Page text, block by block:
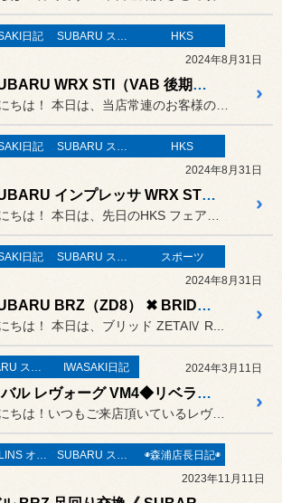
日記
HKS
2024年8月31日
◆SUBARU WRX STI（VAB 後期）✖ HKS OIL COOLER KIT ◆車種別 オイルクーラーキット取り付け
日記
HKS
2024年8月31日
◆SUBARU インプレッサ WRX STI（GRB）✖ HKS Hi-Power SPEC-L II ◆マフラー交換
日記
スポーツ
2024年8月31日
◆SUBARU BRZ（ZD8） ✖ BRIDE ZETAⅣ REIMS、クスコ パワーブレース シートレールプラス ＆ トランクバープラス◆ フルバケットシート 取り付け
ちは！ 本日は、ブリッド ZETAⅣ R...
IWASAKI日記 2024年3月11日
◆スバル レヴォーグ VM4◆リベラル コンプリートインテークキット ターボインレットパイプキット ◆交換取り付け作業 #LIBERAL
こんにちは！いつもご来店頂いているレヴォーグのお客様です！
◉森浦店長日記◉
2023年11月11日